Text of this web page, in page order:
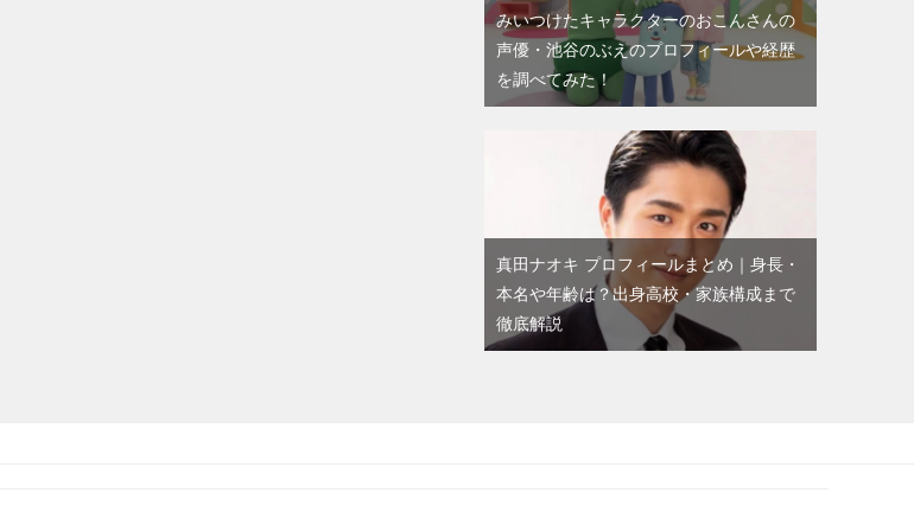
みいつけたキャラクターのおこんさんの
声優・池谷のぶえのプロフィールや経歴
を調べてみた！
真田ナオキ プロフィールまとめ｜身長・
本名や年齢は？出身高校・家族構成まで
徹底解説